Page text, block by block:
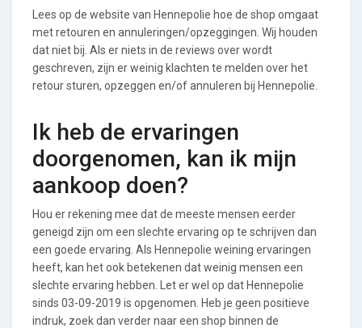
Lees op de website van Hennepolie hoe de shop omgaat
met retouren en annuleringen/opzeggingen. Wij houden
dat niet bij. Als er niets in de reviews over wordt
geschreven, zijn er weinig klachten te melden over het
retour sturen, opzeggen en/of annuleren bij Hennepolie.
Ik heb de ervaringen
doorgenomen, kan ik mijn
aankoop doen?
Hou er rekening mee dat de meeste mensen eerder
geneigd zijn om een slechte ervaring op te schrijven dan
een goede ervaring. Als Hennepolie weining ervaringen
heeft, kan het ook betekenen dat weinig mensen een
slechte ervaring hebben. Let er wel op dat Hennepolie
sinds 03-09-2019 is opgenomen. Heb je geen positieve
indruk, zoek dan verder naar een shop binnen de